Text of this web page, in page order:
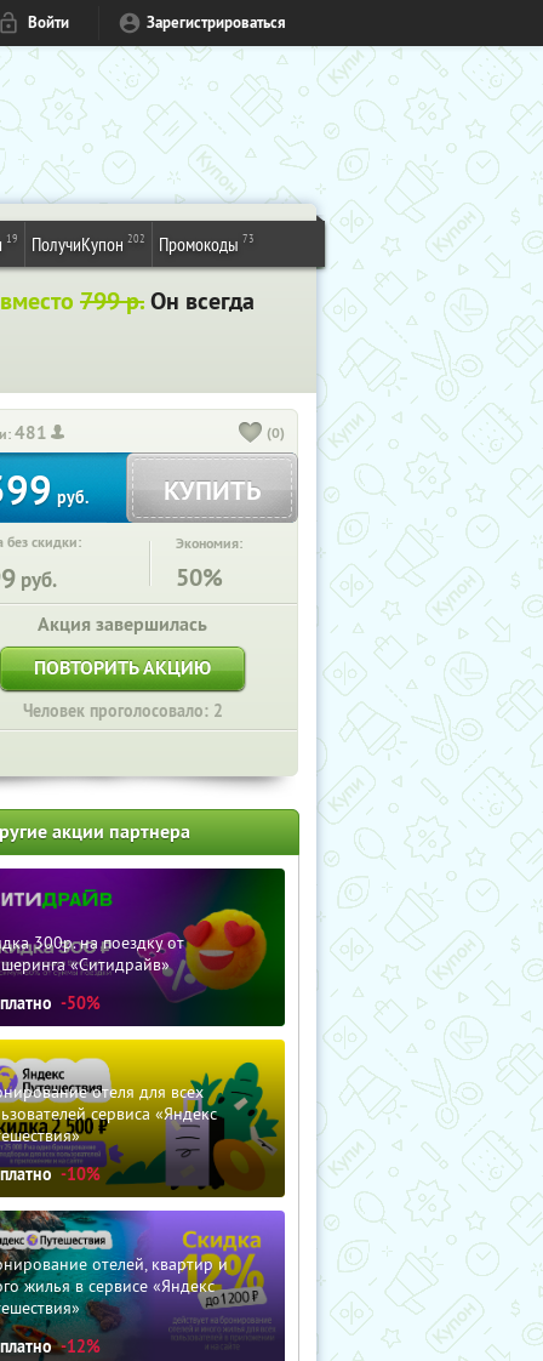
Войти Зарегистрироваться
19 ПолучиКупон 202 Промокоды 73
799 р.Он всегда
481 (0)
руб. КУПИТЬ
без скидки:
руб.
Экономия:
50%
Акция завершилась
ПОВТОРИТЬ АКЦИЮ
Человек проголосовало: 2
акции партнера
300р. на поездку от
«Ситидрайв»
-50%
отеля для всех
сервиса «Яндекс
-10%
отелей, квартир и
жилья в сервисе «Яндекс
-12%